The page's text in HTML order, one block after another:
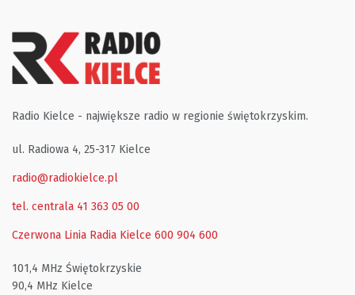
Radio Kielce - największe radio w regionie świętokrzyskim.
ul. Radiowa 4, 25-317 Kielce
radio@radiokielce.pl
tel. centrala 41 363 05 00
Czerwona Linia Radia Kielce 600 904 600
101,4 MHz Świętokrzyskie
90,4 MHz Kielce